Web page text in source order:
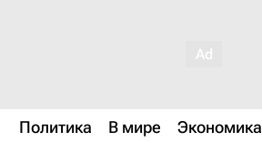
Политика В мире Экономика